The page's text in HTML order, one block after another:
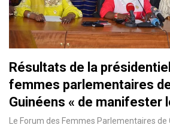
Résultats de la
femmes parlementaires
Guinéens « de manifester
Le Forum des Femmes Parlementaires de